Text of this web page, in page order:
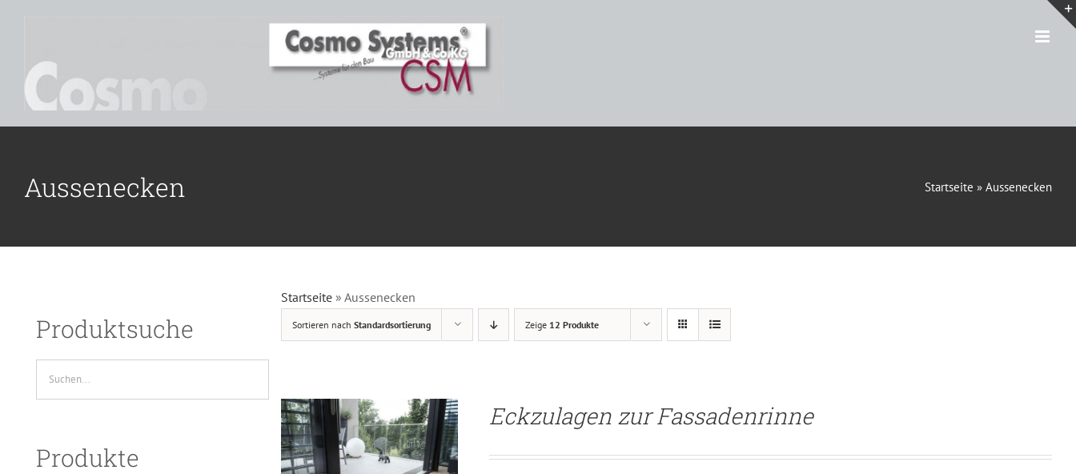
Aussenecken Startseite » Aussenecken
Startseite » Aussenecken
Sortieren nach Standardsortierung Zeige 12 Produkte
Eckzulagen zur Fassadenrinne
Produktsuche
Produkte